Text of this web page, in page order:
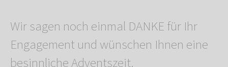
Wir sagen noch einmal DANKE für Ihr
Engagement und wünschen Ihnen eine
besinnliche Adventszeit.